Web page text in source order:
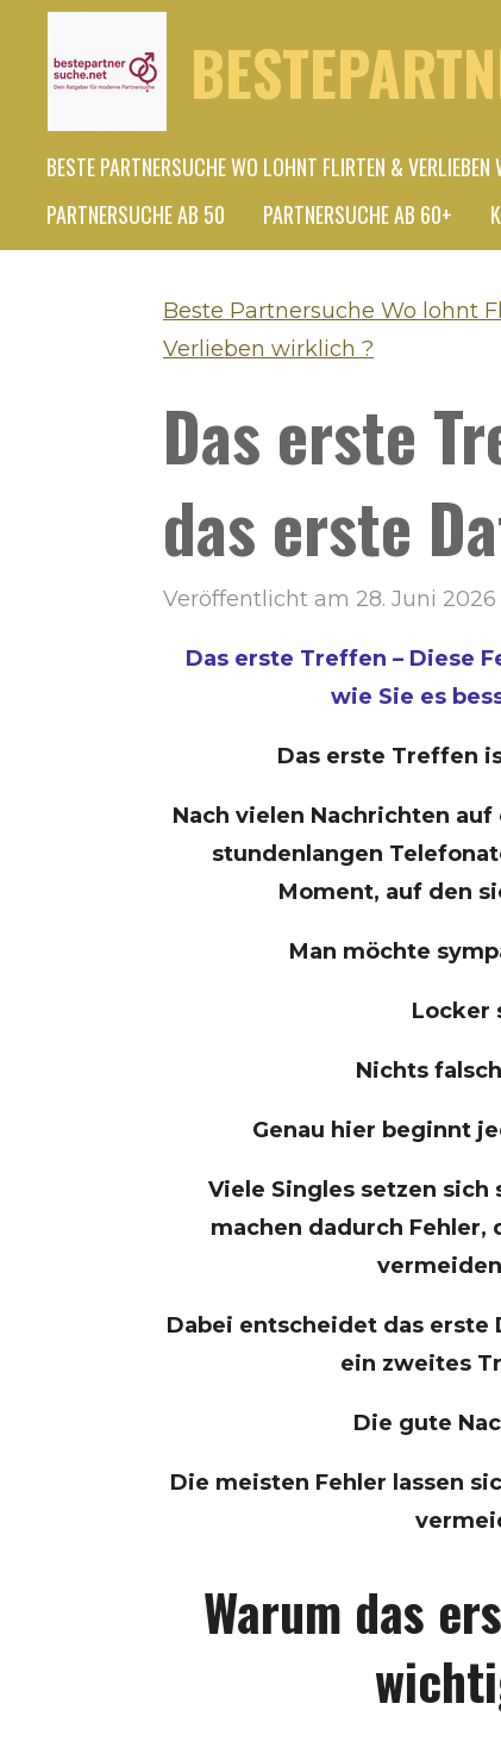
Hauptinhalt
BESTE PARTNERSUCHE WO LOHNT FLIRTEN &
PARTNERSUCHE AB 50
PARTNERSUCHE AB 60+
Beste Partnersuche Wo lohnt
Verlieben wirklich ?
Das erste
das erste
Veröffentlicht am 28. Juni 2026
Das erste Treffen – Diese
wie Sie es
Das erste Treffen
Nach vielen Nachrichten
stundenlangen
Moment, auf den
Man möchte
Locker
Nichts
Genau hier beginnt
Viele Singles setzen
machen dadurch
Dabei entscheidet das erste
ein zweites
Die gute
Die meisten Fehler lassen
Warum das